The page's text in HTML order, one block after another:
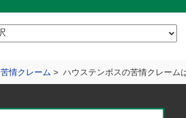
苦情クレーム ハウステンボスの苦情クレーム